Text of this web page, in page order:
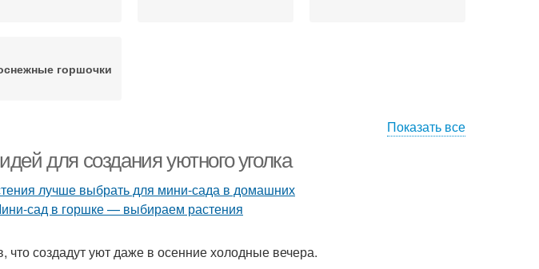
горшочки
Показать все
для создания уютного уголка
создадут уют даже в осенние холодные вечера.